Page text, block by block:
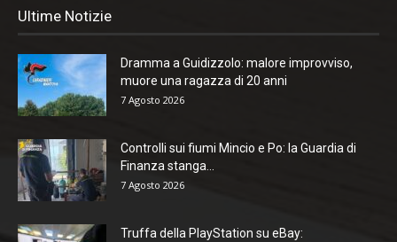
Ultime Notizie
Dramma a Guidizzolo: malore improvviso,
muore una ragazza di 20 anni
7 Agosto 2026
Controlli sui fiumi Mincio e Po: la Guardia di
Finanza stanga...
7 Agosto 2026
Truffa della PlayStation su eBay: